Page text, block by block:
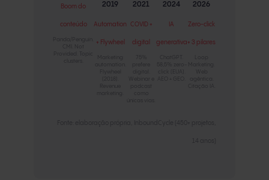
Boom do
conteúdo
2019
Automation
+ Flywheel
2021
COVID +
digital
2024
IA
generativa
2026
Zero-click
+ 3 pilares